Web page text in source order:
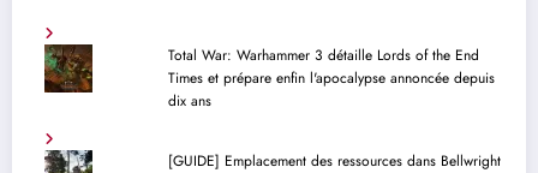
Total War: Warhammer 3 détaille Lords of the End
Times et prépare enfin l'apocalypse annoncée depuis
dix ans
[GUIDE] Emplacement des ressources dans Bellwright